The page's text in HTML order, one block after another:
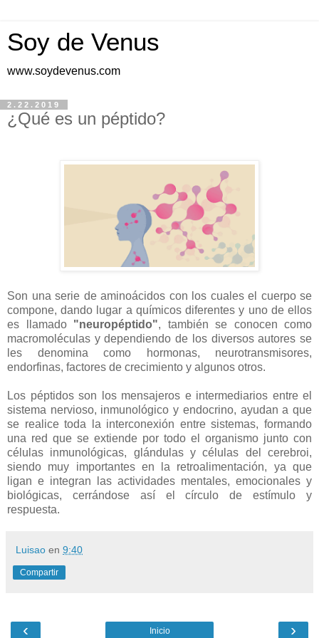
Soy de Venus
www.soydevenus.com
2.22.2019
¿Qué es un péptido?
Son una serie de aminoácidos con los cuales el cuerpo se
compone, dando lugar a químicos diferentes y uno de ellos
es llamado"neuropéptido", también se conocen como
macromoléculas y dependiendo de los diversos autores se
les denomina como hormonas, neurotransmisores,
endorfinas, factores de crecimiento y algunos otros.
Los péptidos son los mensajeros e intermediarios entre el
sistema nervioso, inmunológico y endocrino, ayudan a que
se realice toda la interconexión entre sistemas, formando
una red que se extiende por todo el organismo junto con
células inmunológicas, glándulas y células del cerebroi,
siendo muy importantes en la retroalimentación, ya que
ligan e integran las actividades mentales, emocionales y
biológicas, cerrándose así el círculo de estímulo y
respuesta.
Luisao en 9:40
Compartir
‹ ›
Inicio